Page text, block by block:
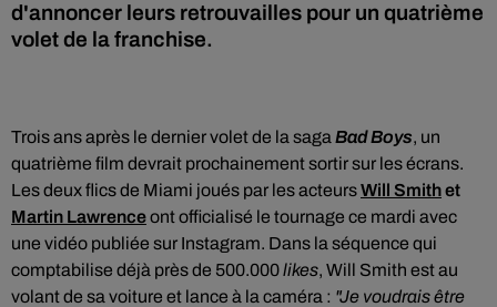
d'annoncer leurs retrouvailles pour un quatrième
volet de la franchise.
Trois ans après le dernier volet de la saga Bad Boys, un
quatrième film devrait prochainement sortir sur les écrans.
Les deux flics de Miami joués par les acteursWill Smithet
Martin Lawrenceont officialisé le tournage ce mardi avec
une vidéo publiée sur Instagram. Dans la séquence qui
comptabilise déjà près de 500.000likes, Will Smith est au
volant de sa voiture et lance à la caméra : "Je voudrais être